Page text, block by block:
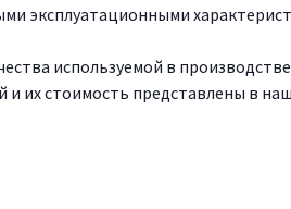
эксплуатационными
используемой в производстве
их стоимость представлены в